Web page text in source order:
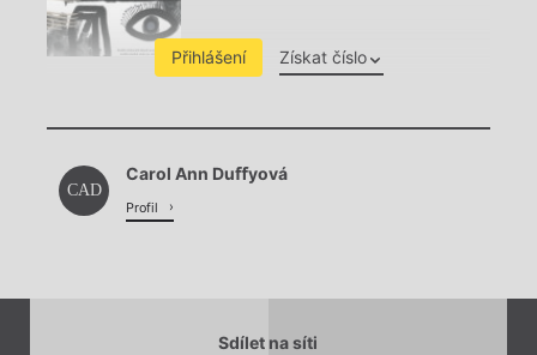
Přihlášení Získat číslo
Chviličku.
Načítá se.
CAD
Carol Ann Duﬀyová
Profil
Sdílet na síti